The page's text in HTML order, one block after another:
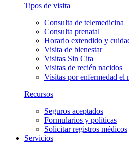
Tipos de visita
Consulta de telemedicina
Consulta prenatal
Horario extendido y
Visita de bienestar
Visitas Sin Cita
Visitas de recién nacidos
Visitas por enfermedad el
Recursos
Seguros aceptados
Formularios y políticas
Solicitar registros médicos
Servicios